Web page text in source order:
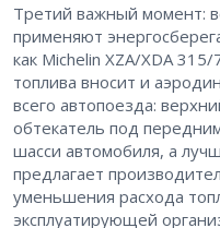
Третий важный момент:
применяют
как Michelin XZA/XDA
топлива вносит и
всего автопоезда:
обтекатель под
шасси автомобиля, а
предлагает
уменьшения расхода
эксплуатирующей